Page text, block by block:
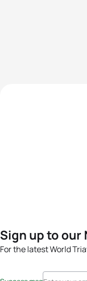
Sign up to our
For the latest World